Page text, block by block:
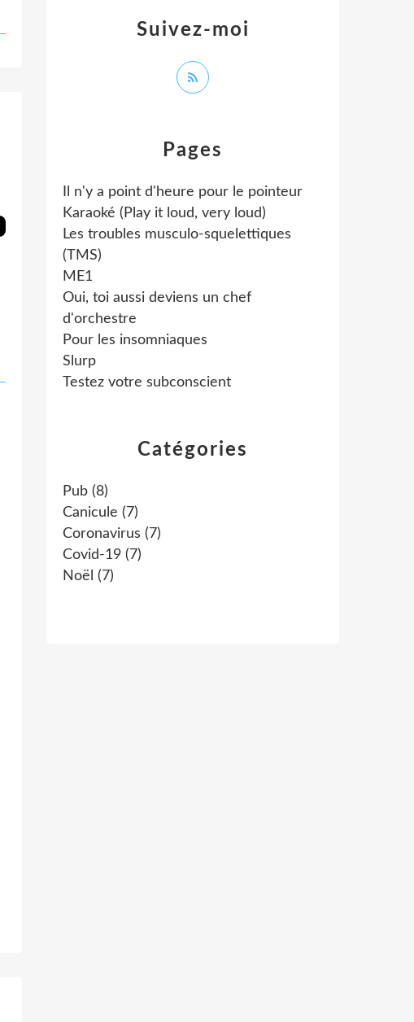
Catégories
Pub (8)
Canicule (7)
Coronavirus (7)
Covid-19 (7)
Noël (7)
Pages
Il n'y a point d'heure pour le pointeur
Karaoké (Play it loud, very loud)
Les troubles musculo-squelettiques
(TMS)
ME1
Oui, toi aussi deviens un chef
d'orchestre
Pour les insomniaques
Slurp
Testez votre subconscient
Suivez-moi